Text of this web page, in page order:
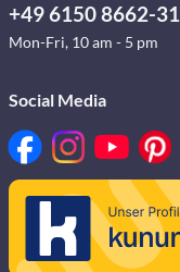
+49 6150 8662-
Mon-Fri, 10 am - 5 pm
Social Media